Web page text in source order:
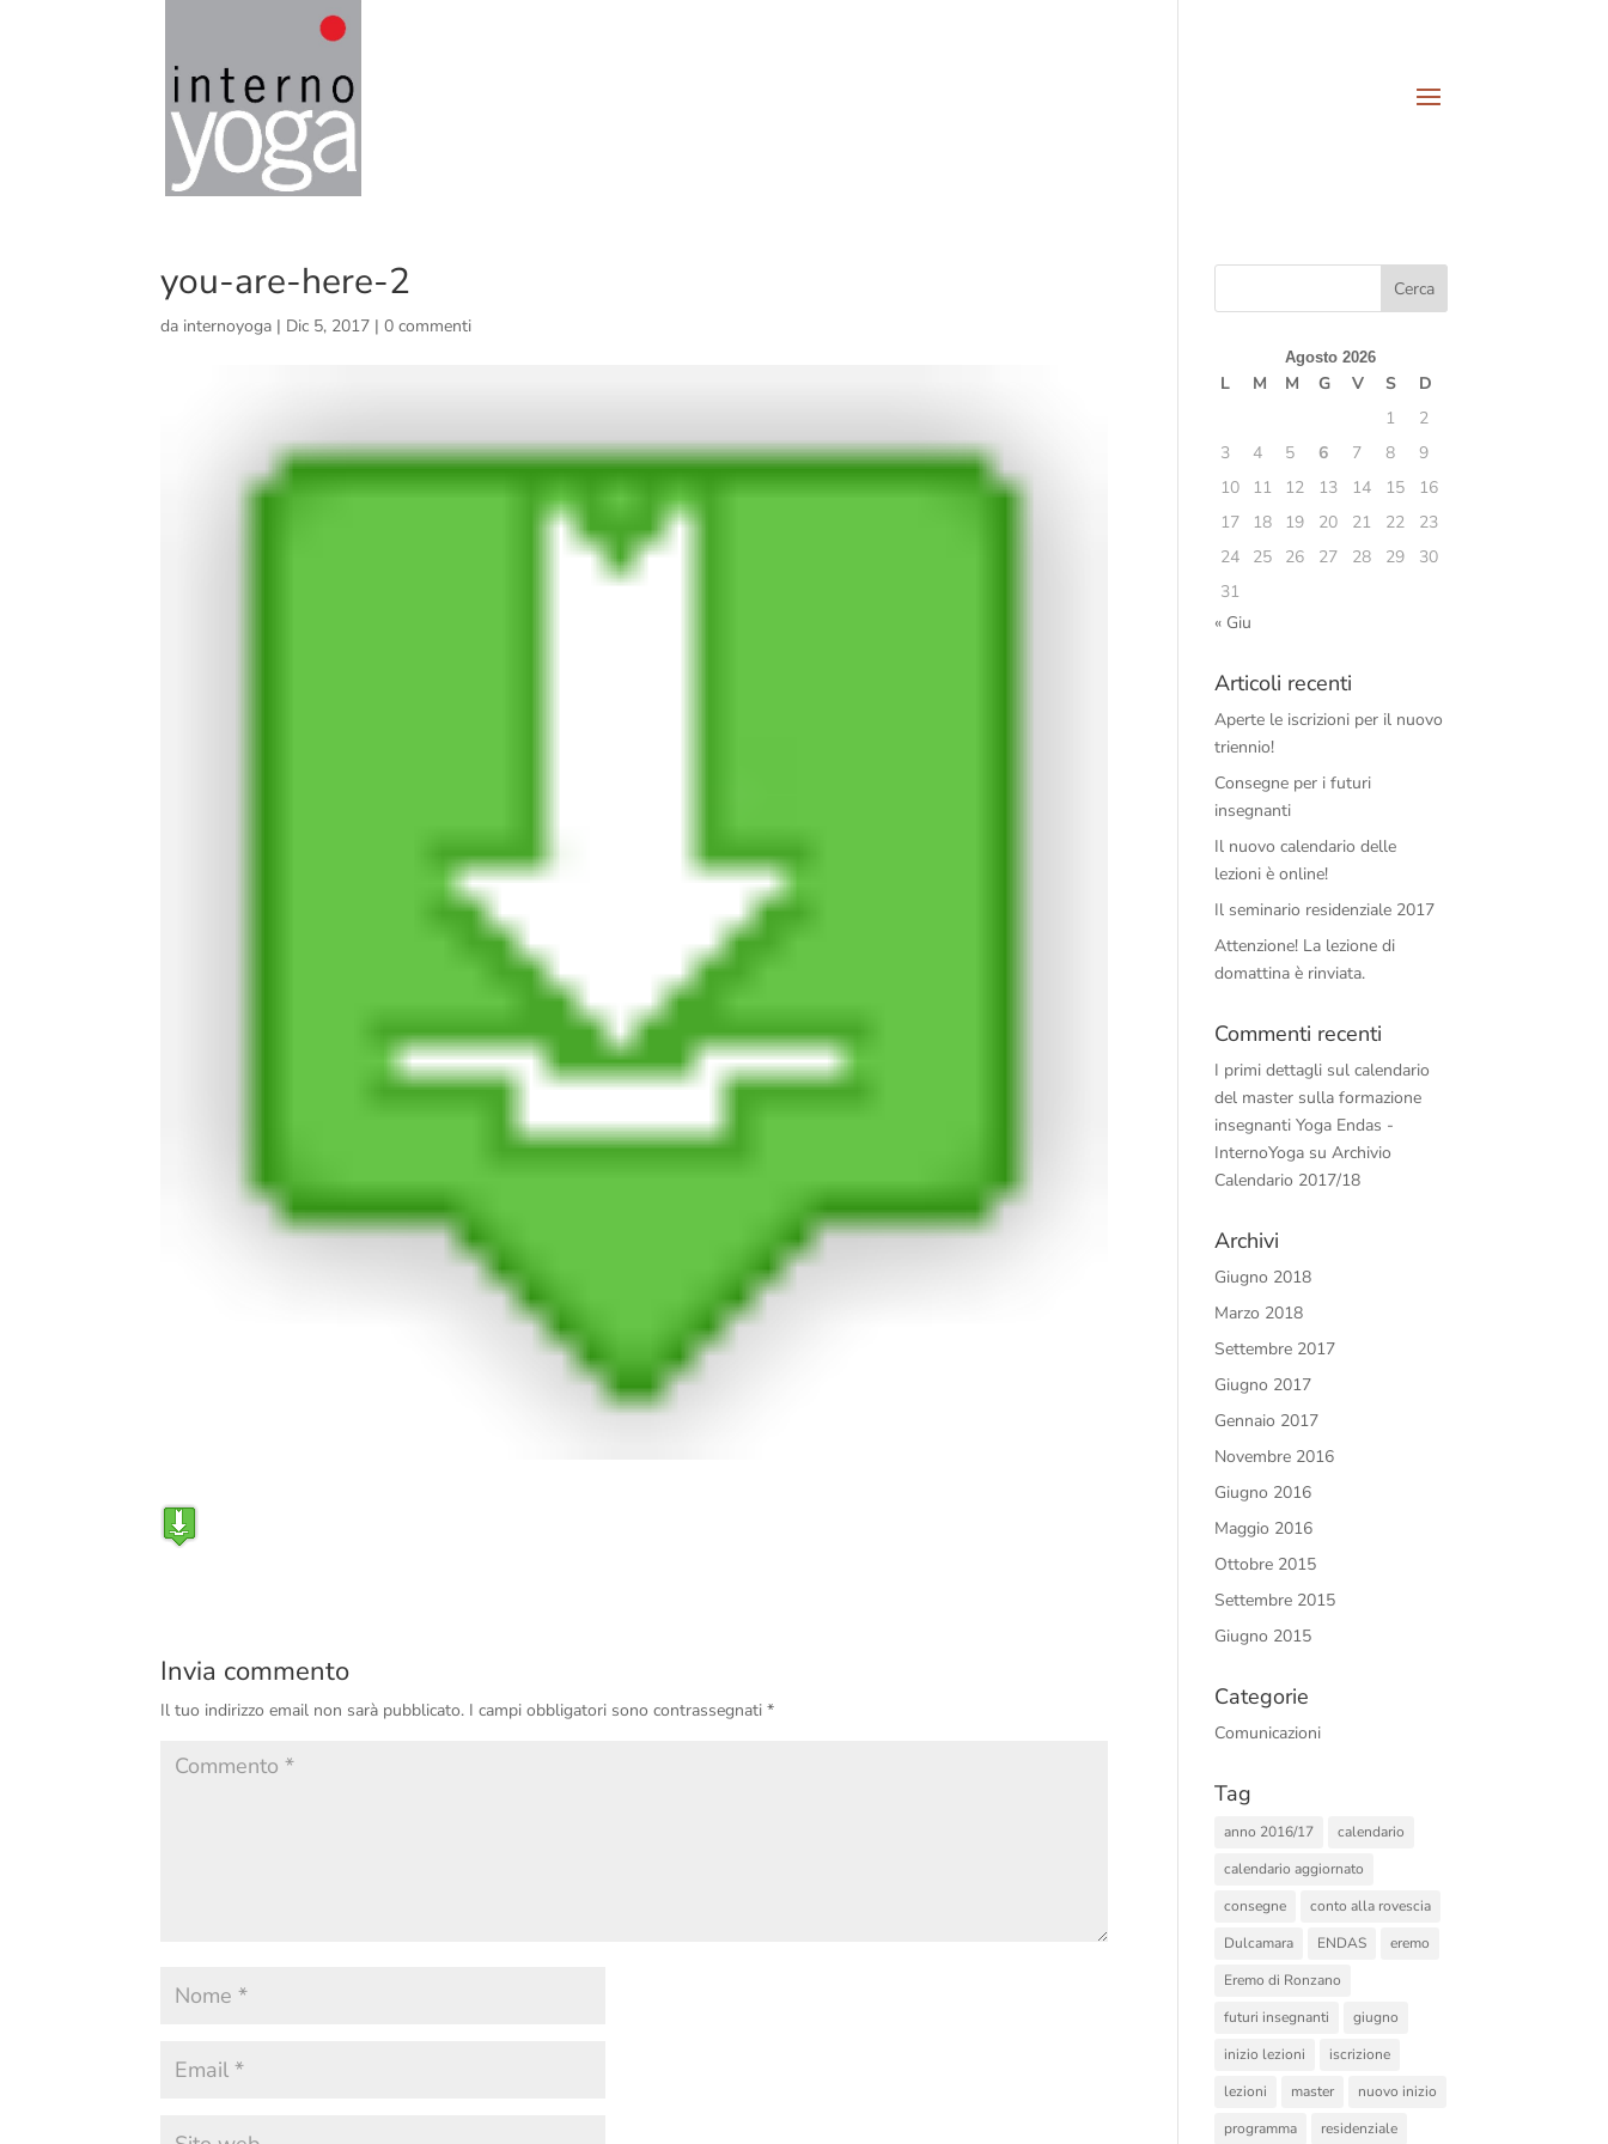
you-are-here-2
da internoyoga | Dic 5, 2017 |0 commenti
Invia commento
Il tuo indirizzo email non sarà pubblicato. I campi obbligatori sono contrassegnati*
Agosto 2026
L M M G V S
D
1
2
3
4 5 6 7 8
9
10
11 12 13 14 15
16
17
18 19 20 21 22
23
24
25 26 27 28 29
30
31
« Giu
Articoli recenti
Aperte le iscrizioni per il nuovo
triennio!
Consegne per i futuri
insegnanti
Il nuovo calendario delle
lezioni è online!
Il seminario residenziale 2017
Attenzione! La lezione di
domattina è rinviata.
Commenti recenti
I primi dettagli sul calendario
del master sulla formazione
insegnanti Yoga Endas -
InternoYoga suArchivio
Calendario 2017/18
Archivi
Giugno 2018
Marzo 2018
Settembre 2017
Giugno 2017
Gennaio 2017
Novembre 2016
Giugno 2016
Maggio 2016
Ottobre 2015
Settembre 2015
Giugno 2015
Categorie
Comunicazioni
Tag
anno 2016/17
calendario
calendario aggiornato
consegne
conto alla rovescia
Dulcamara
ENDAS
eremo
Eremo di Ronzano
futuri insegnanti
giugno
inizio lezioni
iscrizione
lezioni
master
nuovo inizio
programma
residenziale